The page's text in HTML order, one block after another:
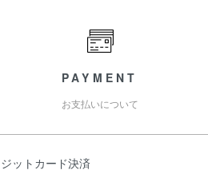
PAYMENT
お支払いについて
ットカード決済